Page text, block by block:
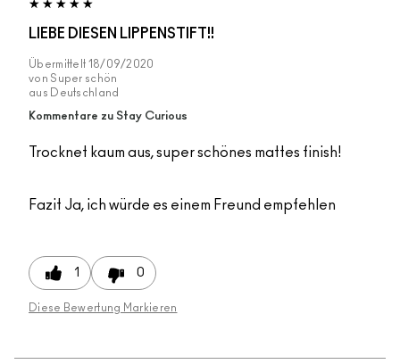
LIEBE DIESEN LIPPENSTIFT!!
Übermittelt 18/09/2020
von Super schön
aus
Deutschland
Kommentare zu Stay Curious
Trocknet kaum aus, super schönes mattes finish!
Fazit Ja, ich würde es einem Freund empfehlen
1 0
Diese Bewertung Markieren